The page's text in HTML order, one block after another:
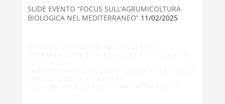
SLIDE EVENTO “FOCUS SULL’AGRUMICOLTURA
BIOLOGICA NEL MEDITERRANEO”11/02/2025